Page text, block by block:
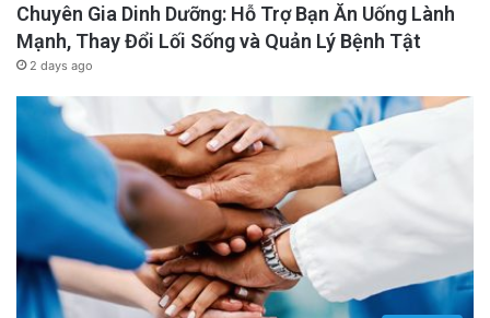
Chuyên Gia Dinh Dưỡng: Hỗ Trợ Bạn Ăn Uống Lành
Mạnh, Thay Đổi Lối Sống và Quản Lý Bệnh Tật
2 days ago